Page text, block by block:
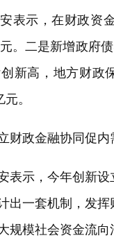
表示，在财政资
。二是新增政府
新高，地方财政
。
财政金融协同促
表示，今年创新
出一套机制，发
规模社会资金流